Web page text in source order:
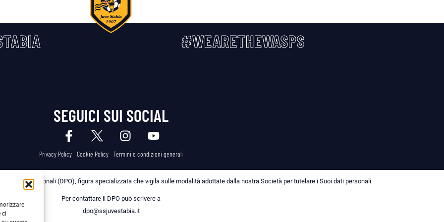
ci
#WEARETHEWASPS
SEGUICI SUI SOCIAL
Privacy Policy Cookie Policy Termini e condizioni generali
dei Dati Personali (DPO), figura specializzata che vigila sulle modalità adottate dalla nostra Società per tutelare i Suoi dati personali.
Per contattare il DPO può scrivere a
dpo@ssjuvestabia.it